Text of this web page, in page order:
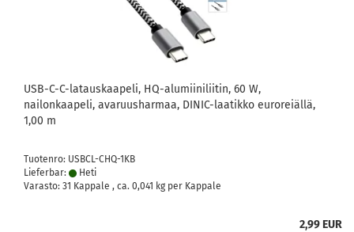
USB-C-C-latauskaapeli, HQ-alumiiniliitin, 60 W,
nailonkaapeli, avaruusharmaa, DINIC-laatikko euroreiällä,
1,00 m
Tuotenro: USBCL-CHQ-1KB
Lieferbar:
Heti
Varasto: 31 Kappale , ca. 0,041 kg per Kappale
2,99 EUR